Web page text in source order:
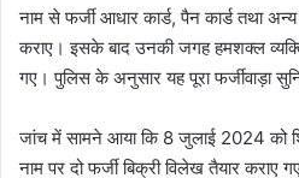
नाम से फर्जी आधार कार्ड, पैन कार्ड तथा
कराए। इसके बाद उनकी जगह हमशक्ल
गए। पुलिस के अनुसार यह पूरा फर्जीवाड़ा
जांच में सामने आया कि 8 जुलाई 2024 को
नाम पर दो फर्जी बिक्री विलेख तैयार